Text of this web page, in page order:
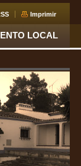
Imprimir
LOCAL